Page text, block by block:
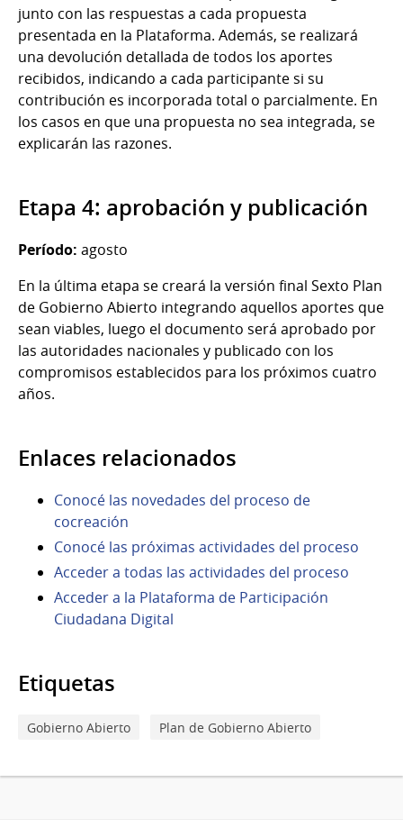
junto con las respuestas a cada propuesta
presentada en la Plataforma. Además, se realizará
una devolución detallada de todos los aportes
recibidos, indicando a cada participante si su
contribución es incorporada total o parcialmente. En
los casos en que una propuesta no sea integrada, se
explicarán las razones.
Etapa 4: aprobación y publicación
Período: agosto
En la última etapa se creará la versión final Sexto Plan
de Gobierno Abierto integrando aquellos aportes que
sean viables, luego el documento será aprobado por
las autoridades nacionales y publicado con los
compromisos establecidos para los próximos cuatro
años.
Enlaces relacionados
Conocé las novedades del proceso de
cocreación
Conocé las próximas actividades del proceso
Acceder a todas las actividades del proceso
Acceder a la Plataforma de Participación
Ciudadana Digital
Etiquetas
Gobierno Abierto Plan de Gobierno Abierto